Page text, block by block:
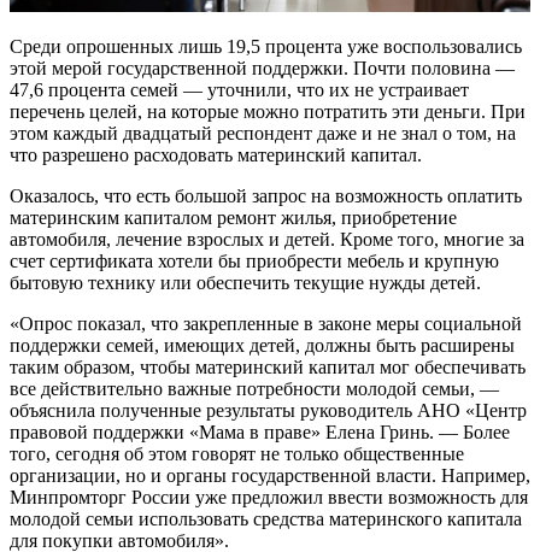
Среди опрошенных лишь 19,5 процента уже воспользовались
этой мерой государственной поддержки. Почти половина —
47,6 процента семей — уточнили, что их не устраивает
перечень целей, на которые можно потратить эти деньги. При
этом каждый двадцатый респондент даже и не знал о том, на
что разрешено расходовать материнский капитал.
Оказалось, что есть большой запрос на возможность оплатить
материнским капиталом ремонт жилья, приобретение
автомобиля, лечение взрослых и детей. Кроме того, многие за
счет сертификата хотели бы приобрести мебель и крупную
бытовую технику или обеспечить текущие нужды детей.
«Опрос показал, что закрепленные в законе меры социальной
поддержки семей, имеющих детей, должны быть расширены
таким образом, чтобы материнский капитал мог обеспечивать
все действительно важные потребности молодой семьи, —
объяснила полученные результаты руководитель АНО «Центр
правовой поддержки «Мама в праве» Елена Гринь. — Более
того, сегодня об этом говорят не только общественные
организации, но и органы государственной власти. Например,
Минпромторг России уже предложил ввести возможность для
молодой семьи использовать средства материнского капитала
для покупки автомобиля».